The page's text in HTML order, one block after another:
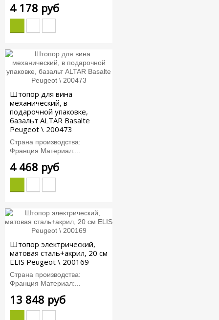
4 178 руб
Штопор для вина
механический, в
подарочной упаковке,
базальт ALTAR Basalte
Peugeot \ 200473
Страна производства:
Франция Материал:...
4 468 руб
Штопор электрический,
матовая сталь+акрил, 20 см
ELIS Peugeot \ 200169
Страна производства:
Франция Материал:...
13 848 руб